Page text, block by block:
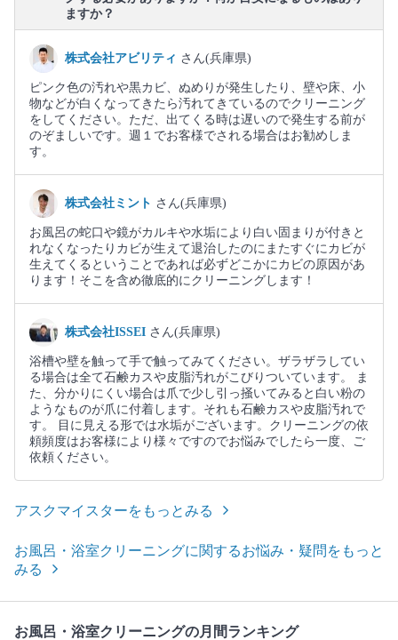
ますか？
株式会社アビリティ さん(兵庫県)
ピンク色の汚れや黒カビ、ぬめりが発生したり、壁や床、小
物などが白くなってきたら汚れてきているのでクリーニング
をしてください。ただ、出てくる時は遅いので発生する前が
のぞましいです。週１でお客様でされる場合はお勧めしま
す。
株式会社ミント さん(兵庫県)
お風呂の蛇口や鏡がカルキや水垢により白い固まりが付きと
れなくなったりカビが生えて退治したのにまたすぐにカビが
生えてくるということであれば必ずどこかにカビの原因があ
ります！そこを含め徹底的にクリーニングします！
株式会社ISSEI さん(兵庫県)
浴槽や壁を触って手で触ってみてください。ザラザラしてい
る場合は全て石鹸カスや皮脂汚れがこびりついています。 ま
た、分かりにくい場合は爪で少し引っ掻いてみると白い粉の
ようなものが爪に付着します。それも石鹸カスや皮脂汚れで
す。 目に見える形では水垢がございます。クリーニングの依
頼頻度はお客様により様々ですのでお悩みでしたら一度、ご
依頼ください。
アスクマイスターをもっとみる
お風呂・浴室クリーニングに関するお悩み・疑問をもっと
みる
お風呂・浴室クリーニングの月間ランキング